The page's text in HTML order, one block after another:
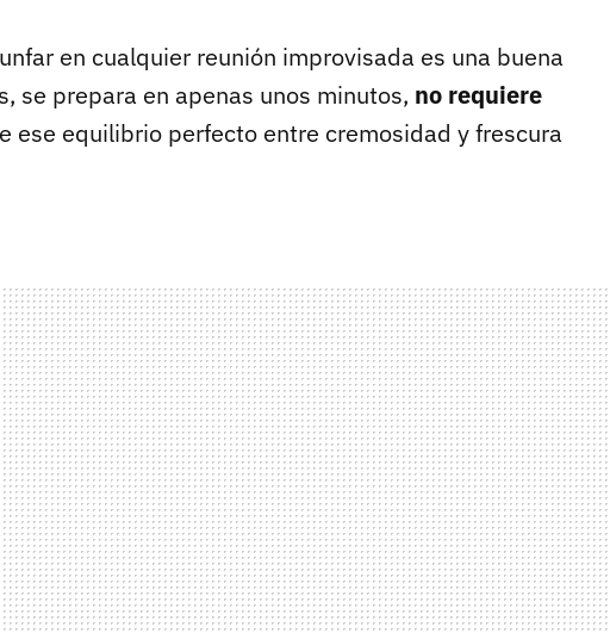
en cualquier reunión improvisada es una buena
se prepara en apenas unos minutos, no requiere
ese equilibrio perfecto entre cremosidad y frescura